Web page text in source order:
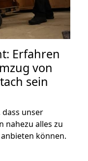
Erfahren
von
sein
unser
nahezu alles zu
anbieten können.